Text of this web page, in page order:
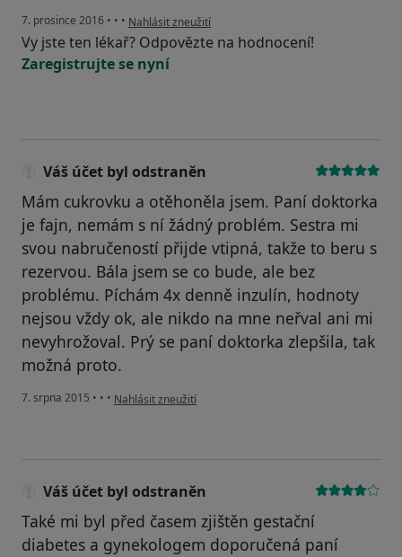
7. prosince 2016 • • • podle názoru uživatele Váš účet byl odstraněn
Nahlásit zneužití
Vy jste ten lékař? Odpovězte na hodnocení!
Zaregistrujte se nyní
Váš účet byl odstraněn
Mám cukrovku a otěhoněla jsem. Paní doktorka
je fajn, nemám s ní žádný problém. Sestra mi
svou nabručeností přijde vtipná, takže to beru s
rezervou. Bála jsem se co bude, ale bez
problému. Píchám 4x denně inzulín, hodnoty
nejsou vždy ok, ale nikdo na mne neřval ani mi
nevyhrožoval. Prý se paní doktorka zlepšila, tak
možná proto.
7. srpna 2015 • • • podle názoru uživatele Váš účet byl odstraněn
Nahlásit zneužití
Váš účet byl odstraněn
Také mi byl před časem zjištěn gestační
diabetes a gynekologem doporučená paní